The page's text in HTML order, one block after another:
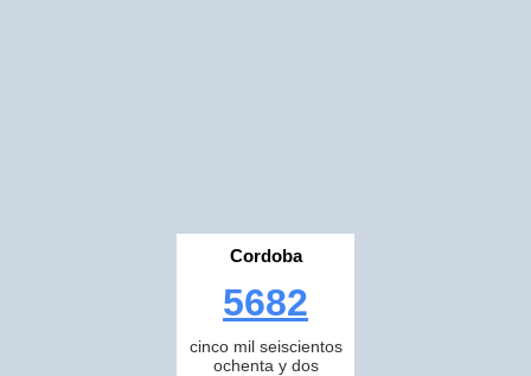
Cordoba
5682
cinco mil seiscientos
ochenta y dos